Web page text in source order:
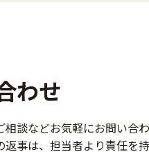
わせ
談などお気軽にお問い合わ
事は、担当者より責任を